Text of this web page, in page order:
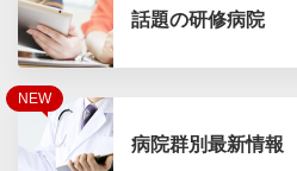
話題の研修病院
病院群別最新情報
NEW